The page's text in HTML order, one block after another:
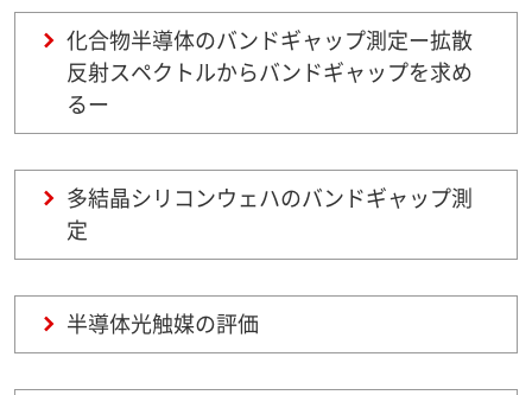
化合物半導体のバンドギャップ測定ー拡散
反射スペクトルからバンドギャップを求め
るー
多結晶シリコンウェハのバンドギャップ測
定
半導体光触媒の評価